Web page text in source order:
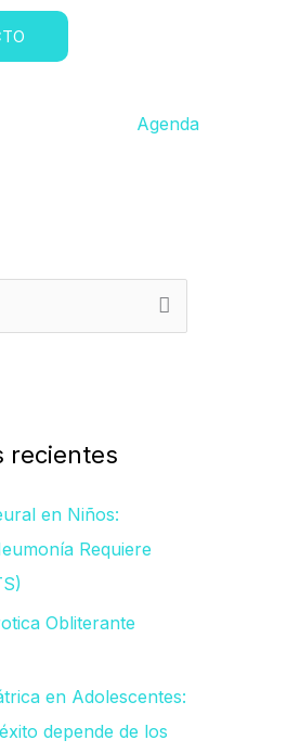
Agenda
recientes
en Niños:
Requiere
Obliterante
en Adolescentes:
depende de los